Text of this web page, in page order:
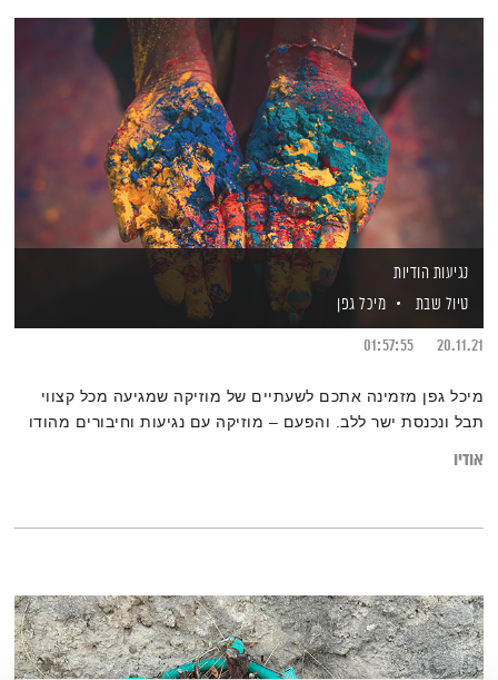
נגיעות הודיות
טיול שבת
מיכל גפן
20.11.21
01:57:55
מיכל גפן מזמינה אתכם לשעתיים של מוזיקה שמגיעה מכל קצווי
תבל ונכנסת ישר ללב. והפעם – מוזיקה עם נגיעות וחיבורים מהודו
אודיו